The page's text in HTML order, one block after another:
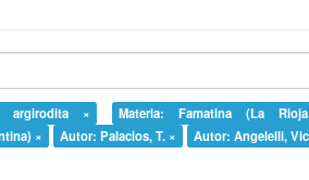
argirodita × Materia: Famatina (La
×
Autor: Palacios, T. × Autor: Angelelli,